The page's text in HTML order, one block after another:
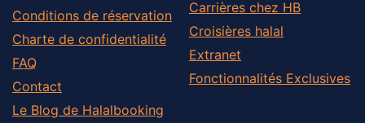
Conditions de réservation
Charte de confidentialité
FAQ
Contact
Le Blog de Halalbooking
Carrières chez HB
Croisières halal
Extranet
Fonctionnalités Exclusives